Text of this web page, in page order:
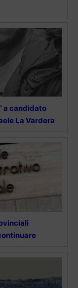
a candidato
La Vardera